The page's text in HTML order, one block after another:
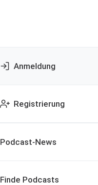
Anmeldung
Registrierung
Podcast-News
Finde Podcasts